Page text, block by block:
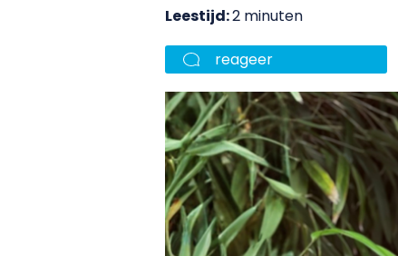
Leestijd:2 minuten
reageer